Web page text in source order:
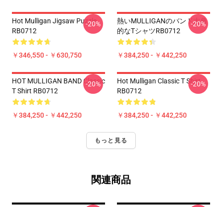
Hot Mulligan Jigsaw Puzzle
RB0712
￥346,550 - ￥630,750
-20%
熱いMULLIGANのバンド古典
的なTシャツRB0712
￥384,250 - ￥442,250
-20%
HOT MULLIGAN BAND Classic
T Shirt RB0712
￥384,250 - ￥442,250
-20%
Hot Mulligan Classic T Shirt
RB0712
￥384,250 - ￥442,250
-20%
もっと見る
関連商品